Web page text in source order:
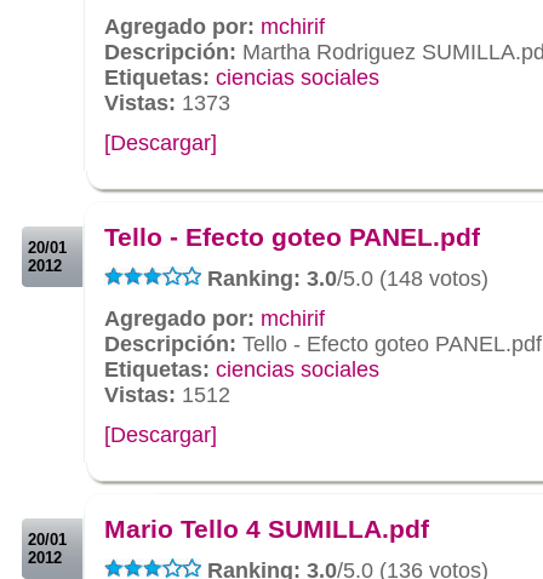
Agregado por: mchirif
Descripción: Martha Rodriguez
Etiquetas: ciencias sociales
Vistas: 1373
[Descargar]
20/01
2012
Tello - Efecto goteo PANEL.pdf
Ranking: 3.0/5.0 (148 votos)
Agregado por: mchirif
Descripción: Tello - Efecto goteo PANEL.pdf
Etiquetas: ciencias sociales
Vistas: 1512
[Descargar]
20/01
2012
Mario Tello 4 SUMILLA.pdf
Ranking: 3.0/5.0 (136 votos)